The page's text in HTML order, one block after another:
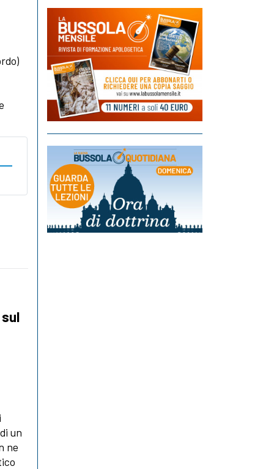
un
ne